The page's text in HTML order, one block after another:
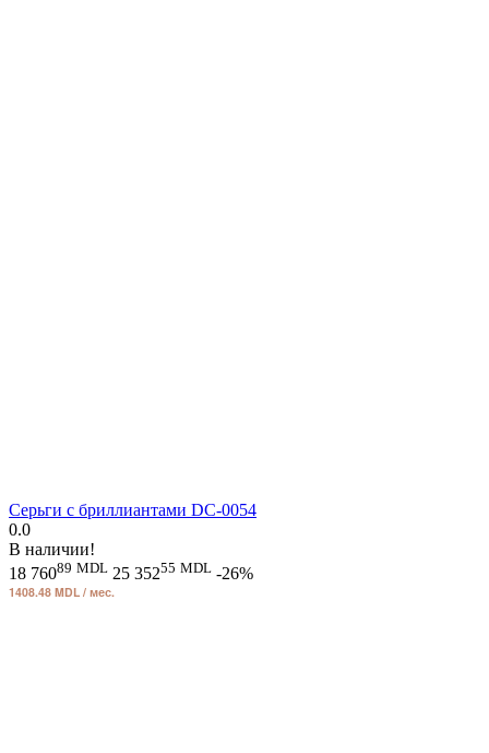
Серьги с бриллиантами DC-0054
0.0
В наличии!
18 76089 MDL 25 35255 MDL -26%
1408.48 MDL / мес.